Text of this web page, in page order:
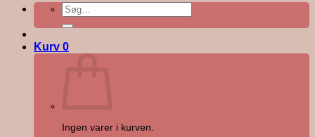
Søg
efter:
Kurv 0
Ingen varer i kurven.